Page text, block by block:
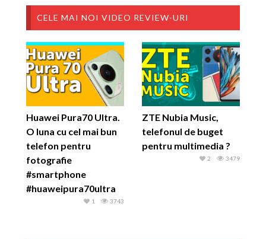
CELE MAI NOI VIDEO REVIEW-URI
Huawei Pura70 Ultra.
O luna cu cel mai bun
telefon pentru
fotografie
#smartphone
#huaweipura70ultra
3743
1
ZTE Nubia Music,
telefonul de buget
pentru multimedia ?
3479
2